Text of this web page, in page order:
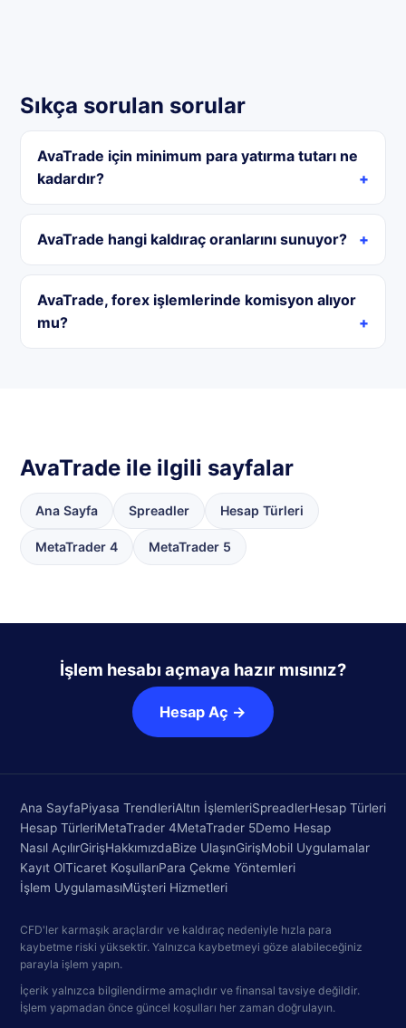
Sıkça sorulan sorular
AvaTrade için minimum para yatırma tutarı ne
kadardır?
AvaTrade hangi kaldıraç oranlarını sunuyor?
AvaTrade, forex işlemlerinde komisyon alıyor
mu?
AvaTrade ile ilgili sayfalar
Ana Sayfa Spreadler Hesap Türleri
MetaTrader 4 MetaTrader 5
İşlem hesabı açmaya hazır mısınız?
Hesap Aç →
Ana SayfaPiyasa TrendleriAltın İşlemleriSpreadlerHesap Türleri
Hesap TürleriMetaTrader 4MetaTrader 5Demo Hesap
Nasıl AçılırGirişHakkımızdaBize UlaşınGirişMobil Uygulamalar
Kayıt OlTicaret KoşullarıPara Çekme Yöntemleri
İşlem UygulamasıMüşteri Hizmetleri
CFD'ler karmaşık araçlardır ve kaldıraç nedeniyle hızla para
kaybetme riski yüksektir. Yalnızca kaybetmeyi göze alabileceğiniz
parayla işlem yapın.
İçerik yalnızca bilgilendirme amaçlıdır ve finansal tavsiye değildir.
İşlem yapmadan önce güncel koşulları her zaman doğrulayın.